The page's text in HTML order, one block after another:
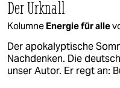
Der Urknall
Kolumne Energie für alle
Der apokalyptische
Nachdenken. Die
unser Autor. Er regt an: